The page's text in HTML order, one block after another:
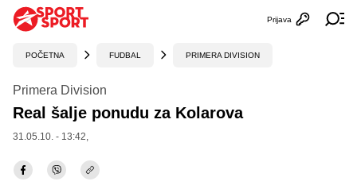
Otvori
Prijava
POČETNA FUDBAL PRIMERA DIVISION
Primera Division
Real šalje ponudu za Kolarova
31.05.10. - 13:42,